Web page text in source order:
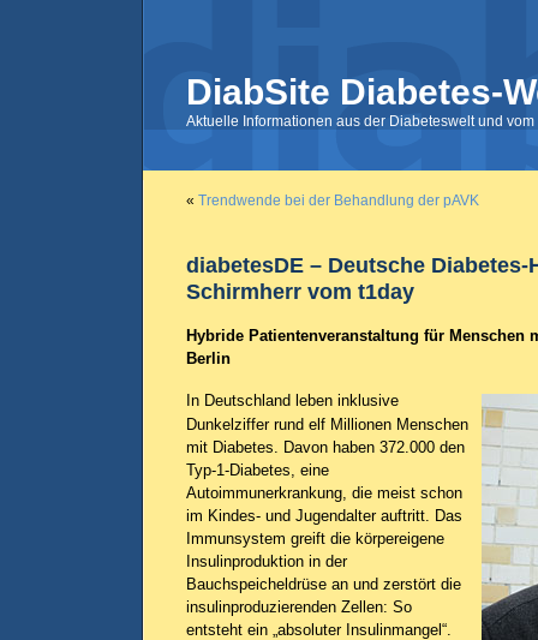
DiabSite Diabetes-
Aktuelle Informationen aus der Diabeteswelt und
« Trendwende bei der Behandlung der pAVK
diabetesDE – Deutsche Diabetes-
Schirmherr vom t1day
Hybride Patientenveranstaltung für Menschen
Berlin
In Deutschland leben inklusive
Dunkelziffer rund elf Millionen Menschen
mit Diabetes. Davon haben 372.000 den
Typ-1-Diabetes, eine
Autoimmunerkrankung, die meist schon
im Kindes- und Jugendalter auftritt. Das
Immunsystem greift die körpereigene
Insulinproduktion in der
Bauchspeicheldrüse an und zerstört die
insulinproduzierenden Zellen: So
entsteht ein „absoluter Insulinmangel“.